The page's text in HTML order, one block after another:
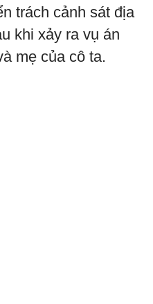
trách cảnh sát địa
khi xảy ra vụ án
mẹ của cô ta.